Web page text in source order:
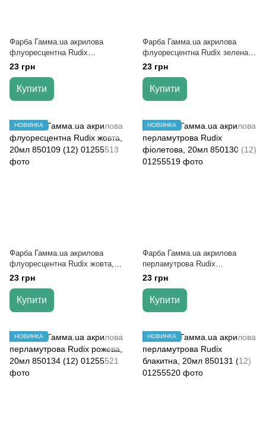
Фарба Гамма.ua акрилова
флуоресцентна Rudix
помаранчева, 20мл 850124 (12)
23 грн
Купити
Фарба Гамма.ua акрилова
флуоресцентна Rudix зелена,
20мл 850126 (12)
23 грн
Купити
НОВИНКА
Фарба Гамма.ua акрилова
флуоресцентна Rudix жовта,
20мл 850109 (12)
23 грн
Купити
НОВИНКА
Фарба Гамма.ua акрилова
перламутрова Rudix
фіолетова, 20мл 850130 (12)
23 грн
Купити
НОВИНКА НОВИНКА